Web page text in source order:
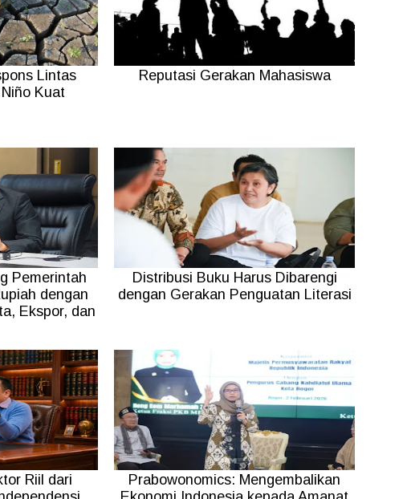
Lintas
Kuat
Reputasi Gerakan Mahasiswa
Pemerintah
dengan
Ekspor, dan
Distribusi Buku Harus Dibarengi
dengan Gerakan Penguatan Literasi
Riil dari
Prabowonomics: Mengembalikan